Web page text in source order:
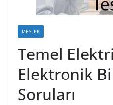
MESLEK
Temel
Elektronik
Soruları